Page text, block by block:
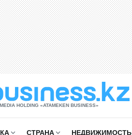
MEDIA HOLDING «ATAMEKЕN BUSINESS»
СТРАНА НЕДВИЖИМОСТЬ